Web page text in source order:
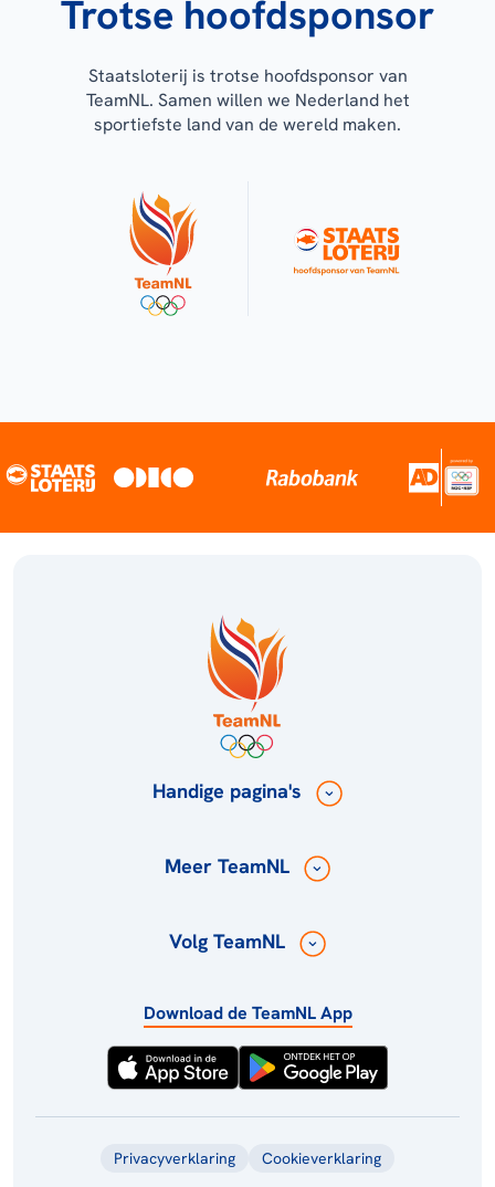
Trotse hoofdsponsor
Staatsloterij is trotse hoofdsponsor van
TeamNL. Samen willen we Nederland het
sportiefste land van de wereld maken.
Handige pagina's
Meer TeamNL
Volg TeamNL
Download de TeamNL App
Privacyverklaring Cookieverklaring